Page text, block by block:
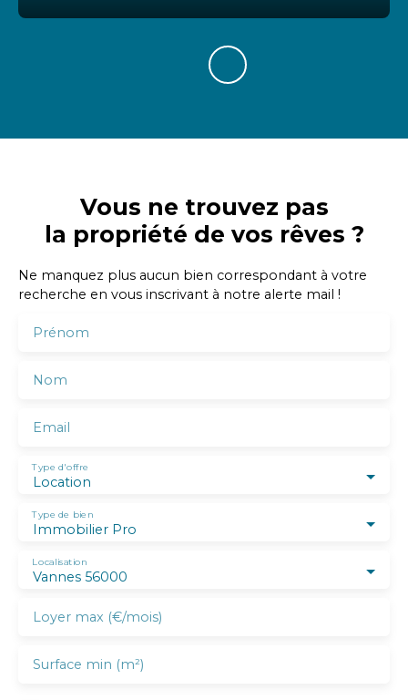
Vous ne trouvez pas
la propriété de vos rêves ?
Ne manquez plus aucun bien correspondant à votre
recherche en vous inscrivant à notre alerte mail !
Prénom
Nom
Email
Location
Type d'offre
Immobilier Pro
Type de bien
Vannes 56000
Localisation
Loyer max (€/mois)
Surface min (m²)